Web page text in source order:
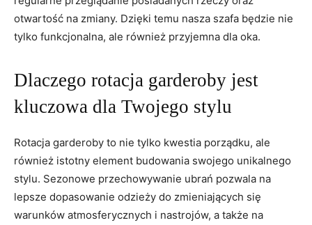
otwartość na zmiany. Dzięki temu nasza⁣ szafa będzie nie
tylko funkcjonalna, ale również przyjemna dla oka.
Dlaczego rotacja garderoby jest
kluczowa dla Twojego ⁣stylu
Rotacja garderoby to nie tylko kwestia porządku,⁣ ale
również istotny element ⁤budowania swojego‌ unikalnego
stylu. Sezonowe przechowywanie ubrań pozwala na
lepsze dopasowanie​ odzieży do⁢ zmieniających się
warunków atmosferycznych i nastrojów, a także na